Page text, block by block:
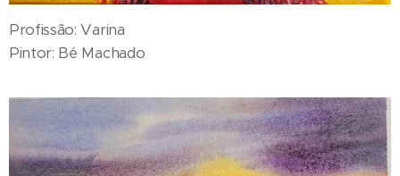
Profissão: Varina
Pintor: Bé Machado